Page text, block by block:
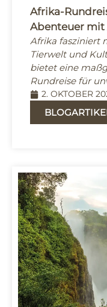
Afrika-
Abenteuer mit
Afrika fasziniert
Tierwelt und
bietet eine
Rundreise für
2. OKTOBER